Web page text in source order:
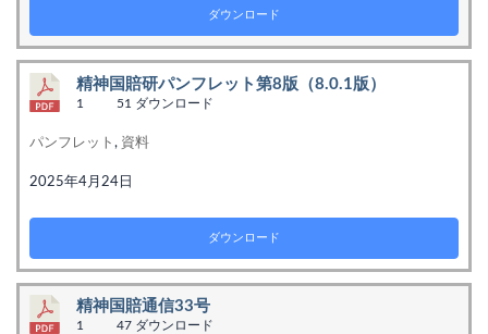
ダウンロード
精神国賠研パンフレット第8版（8.0.1版）
1 51 ダウンロード
パンフレット, 資料
2025年4月24日
ダウンロード
精神国賠通信33号
1 47 ダウンロード